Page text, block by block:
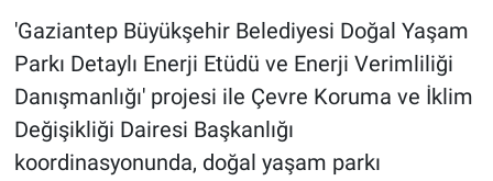
'Gaziantep Büyükşehir Belediyesi Doğal Yaşam
Parkı Detaylı Enerji Etüdü ve Enerji Verimliliği
Danışmanlığı' projesi ile Çevre Koruma ve İklim
Değişikliği Dairesi Başkanlığı
koordinasyonunda, doğal yaşam parkı